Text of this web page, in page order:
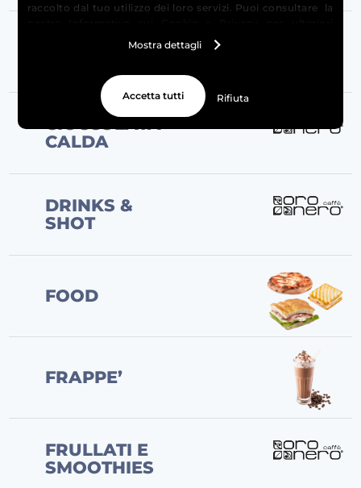
raccolto dal tuo utilizzo dei loro servizi. Puoi consultare la
Mostra dettagli
Accetta tutti Rifiuta
CAPSULE E
CIOCCOLATA
CALDA
DRINKS &
SHOT
FOOD
FRAPPE’
FRULLATI E
SMOOTHIES